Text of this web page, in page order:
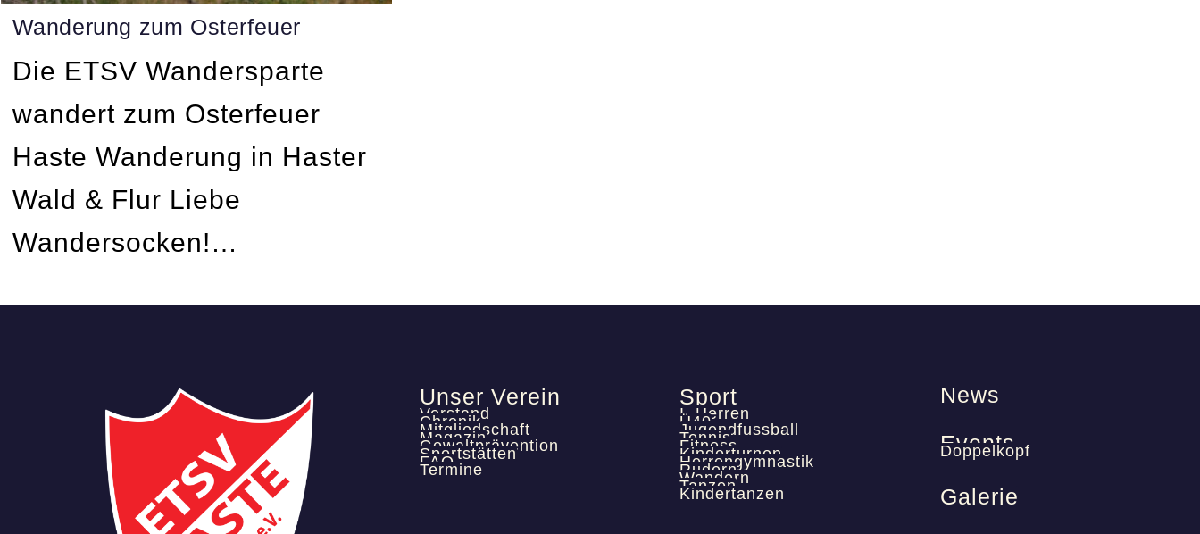
Wanderung zum Osterfeuer
Die ETSV Wandersparte
wandert zum Osterfeuer
Haste Wanderung in Haster
Wald & Flur Liebe
Wandersocken!…
Unser Verein
Vorstand
Chronik
Mitgliedschaft
Magazin
Gewaltprävention
Sportstätten
FAQ
Termine
Sport
I. Herren
Ü40
Jugendfussball
Tennis
Fitness
Kinderturnen
Herrengymnastik
Rudern
Wandern
Tanzen
Kindertanzen
News
Events
Doppelkopf
Galerie